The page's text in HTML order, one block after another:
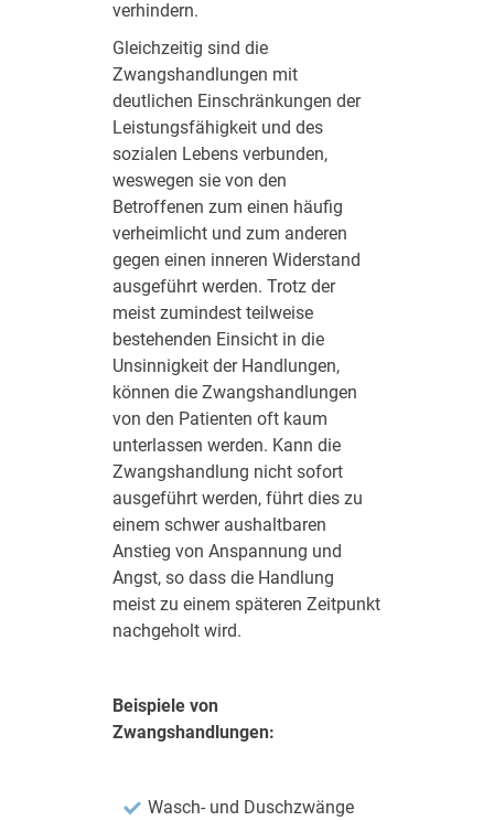
verhindern.
Gleichzeitig sind die
Zwangshandlungen mit
deutlichen Einschränkungen der
Leistungsfähigkeit und des
sozialen Lebens verbunden,
weswegen sie von den
Betroffenen zum einen häufig
verheimlicht und zum anderen
gegen einen inneren Widerstand
ausgeführt werden. Trotz der
meist zumindest teilweise
bestehenden Einsicht in die
Unsinnigkeit der Handlungen,
können die Zwangshandlungen
von den Patienten oft kaum
unterlassen werden. Kann die
Zwangshandlung nicht sofort
ausgeführt werden, führt dies zu
einem schwer aushaltbaren
Anstieg von Anspannung und
Angst, so dass die Handlung
meist zu einem späteren Zeitpunkt
nachgeholt wird.
Beispiele von
Zwangshandlungen:
Wasch- und Duschzwänge